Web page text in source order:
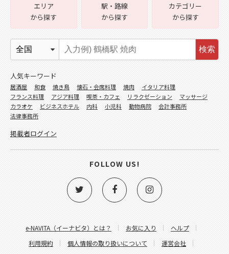
e-NAVITA（イーナビタ）とは？ お気に入り
ヘルプ
利用規約
個人情報の取り扱いについて
運営会社
エリア
から探す
駅・路線
から探す
カテゴリー
から探す
検索
人気キーワード
居酒屋 和食 焼き鳥 懐石・会席料理 焼肉
イタリア料理
フランス料理
アジア料理 喫茶・カフェ リラクゼーション
マッサージ
カラオケ
ビジネスホテル 内科 小児科 動物病院
会計事務所
法律事務所
掲載者ログイン
FOLLOW US!